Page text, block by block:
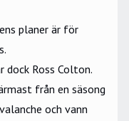
planer är för
Ross Colton.
från en säsong
och vann